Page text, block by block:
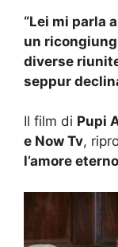
“Lei mi parla
un
diverse
seppur
Il film di Pupi
e Now Tv,
l’amore eterno